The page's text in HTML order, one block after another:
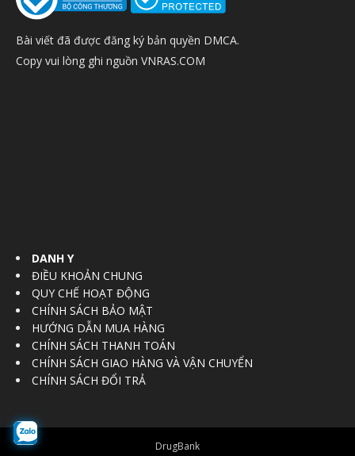
Bài viết đã được đăng ký bản quyền DMCA.
Copy vui lòng ghi nguồn VNRAS.COM
DANH Y
ĐIỀU KHOẢN CHUNG
QUY CHẾ HOẠT ĐỘNG
CHÍNH SÁCH BẢO MẬT
HƯỚNG DẪN MUA HÀNG
CHÍNH SÁCH THANH TOÁN
CHÍNH SÁCH GIAO HÀNG VÀ VẬN CHUYỂN
CHÍNH SÁCH ĐỔI TRẢ
DrugBank